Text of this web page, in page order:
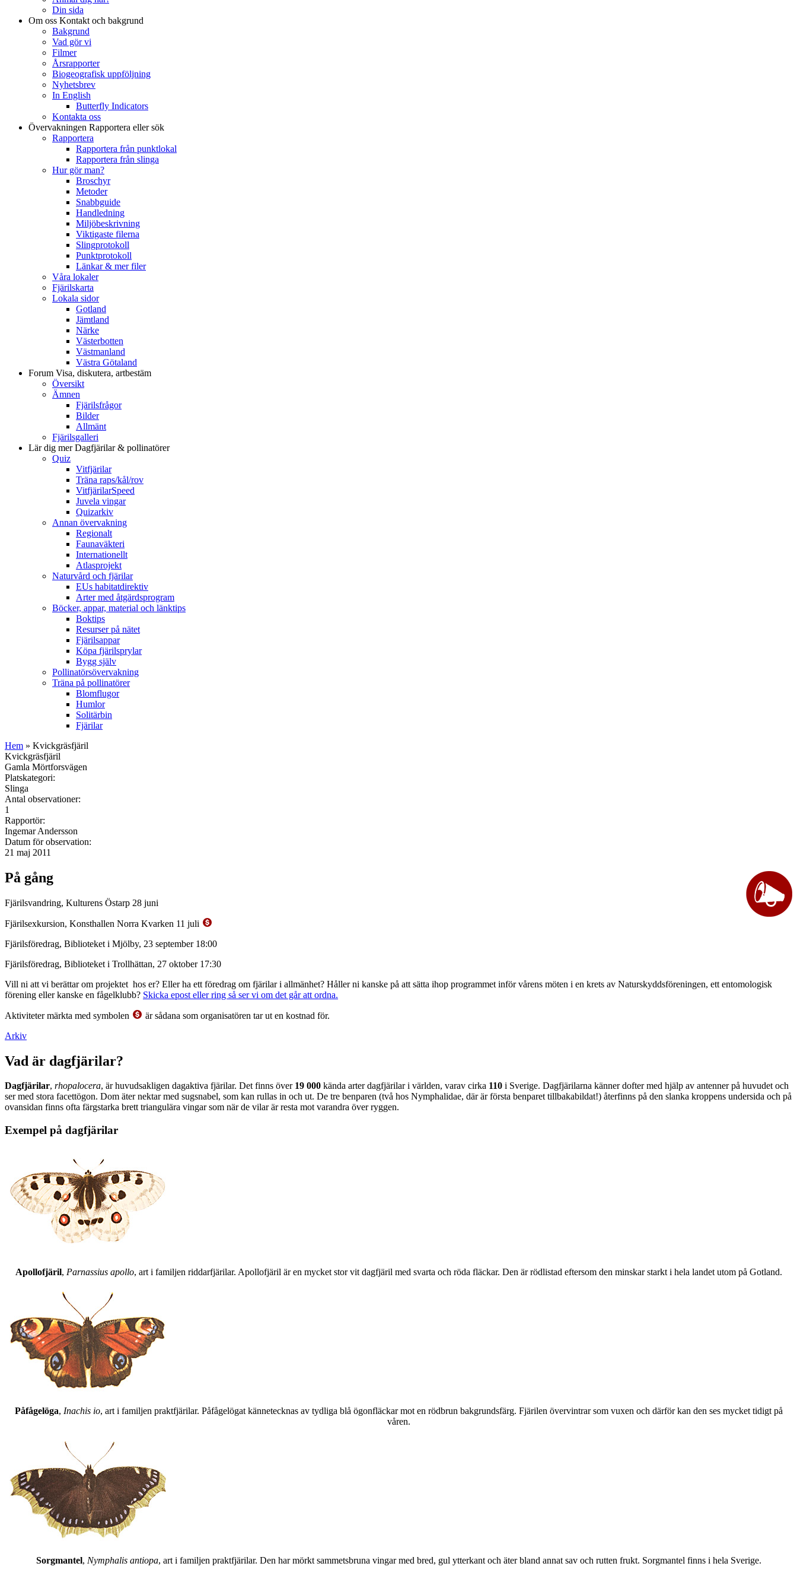
Din sida
Om oss Kontakt och bakgrund
Bakgrund
Vad gör vi
Filmer
Årsrapporter
Biogeografisk uppföljning
Nyhetsbrev
In English
Butterfly Indicators
Kontakta oss
Övervakningen Rapportera eller sök
Rapportera
Rapportera från punktlokal
Rapportera från slinga
Hur gör man?
Broschyr
Metoder
Snabbguide
Handledning
Miljöbeskrivning
Viktigaste filerna
Slingprotokoll
Punktprotokoll
Länkar & mer filer
Våra lokaler
Fjärilskarta
Lokala sidor
Gotland
Jämtland
Närke
Västerbotten
Västmanland
Västra Götaland
Forum Visa, diskutera, artbestäm
Översikt
Ämnen
Fjärilsfrågor
Bilder
Allmänt
Fjärilsgalleri
Lär dig merDagfjärilar & pollinatörer
Quiz
Vitfjärilar
Träna raps/kål/rov
VitfjärilarSpeed
Juvela vingar
Quizarkiv
Annan övervakning
Regionalt
Faunaväkteri
Internationellt
Atlasprojekt
Naturvård och fjärilar
EUs habitatdirektiv
Arter med åtgärdsprogram
Böcker, appar, material och länktips
Boktips
Resurser på nätet
Fjärilsappar
Köpa fjärilsprylar
Bygg själv
Pollinatörsövervakning
Träna på pollinatörer
Blomflugor
Humlor
Solitärbin
Fjärilar
Hem » Kvickgräsfjäril
Kvickgräsfjäril
Gamla Mörtforsvägen
Platskategori:
Slinga
Antal observationer:
1
Rapportör:
Ingemar Andersson
Datum för observation:
21 maj 2011
På gång
Fjärilsvandring, Kulturens Östarp 28 juni
Fjärilsexkursion, Konsthallen Norra Kvarken 11 juli
Fjärilsföredrag, Biblioteket i Mjölby, 23 september 18:00
Fjärilsföredrag, Biblioteket i Trollhättan, 27 oktober 17:30
Vill ni att vi berättar om projektet hos er? Eller ha ett föredrag om fjärilar i allmänhet? Håller ni kanske på att sätta ihop programmet inför vårens möten i en krets av Naturskyddsföreningen, ett entomologisk
förening eller kanske en fågelklubb? Skicka epost eller ring så ser vi om det går att ordna.
Aktiviteter märkta med symbolen
är sådana som organisatören tar ut en kostnad för.
Arkiv
Vad är dagfjärilar?
Dagfjärilar, rhopalocera, är huvudsakligen dagaktiva fjärilar. Det finns över 19 000 kända arter dagfjärilar i världen, varav cirka 110 i Sverige. Dagfjärilarna känner dofter med hjälp av antenner på huvudet och
ser med stora facettögon. Dom äter nektar med sugsnabel, som kan rullas in och ut. De tre benparen (två hos Nymphalidae, där är första benparet tillbakabildat!) återfinns på den slanka kroppens undersida och på
ovansidan finns ofta färgstarka brett triangulära vingar som när de vilar är resta mot varandra över ryggen.
Exempel på dagfjärilar
Apollofjäril, Parnassius apollo, art i familjen riddarfjärilar. Apollofjäril är en mycket stor vit dagfjäril med svarta och röda fläckar. Den är rödlistad eftersom den minskar starkt i hela landet utom på Gotland.
Påfågelöga, Inachis io, art i familjen praktfjärilar. Påfågelögat kännetecknas av tydliga blå ögonfläckar mot en rödbrun bakgrundsfärg. Fjärilen övervintrar som vuxen och därför kan den ses mycket tidigt på
våren.
Sorgmantel, Nymphalis antiopa, art i familjen praktfjärilar. Den har mörkt sammetsbruna vingar med bred, gul ytterkant och äter bland annat sav och rutten frukt. Sorgmantel finns i hela Sverige.